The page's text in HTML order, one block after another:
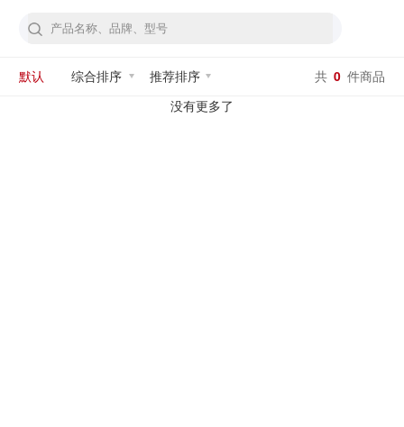
默认 综合排序 推荐排序 共 0 件商品
没有更多了